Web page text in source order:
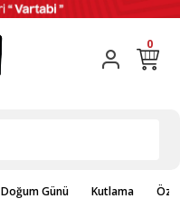
0
Doğum Günü Kutlama